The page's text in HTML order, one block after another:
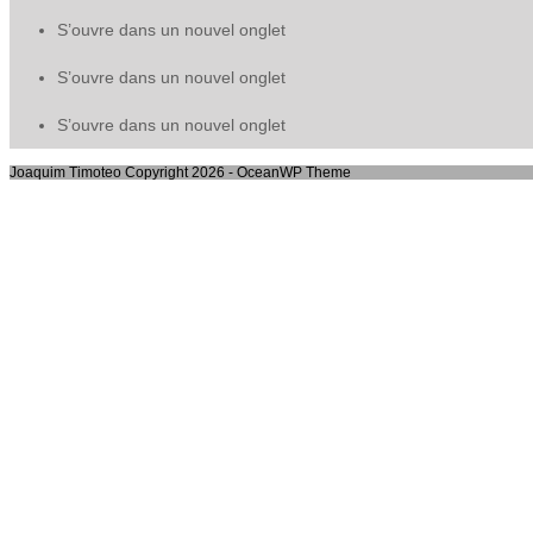
S’ouvre dans un nouvel onglet
S’ouvre dans un nouvel onglet
S’ouvre dans un nouvel onglet
Joaquim Timoteo Copyright 2026 - OceanWP Theme